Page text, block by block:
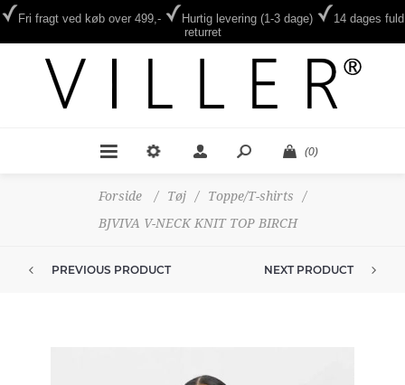
Fri fragt ved køb over 499,- Hurtig levering (1-3 dage)
14 dages fuld
returret
(0)
Forside / Tøj / Toppe/T-shirts
/
BJVIVA V-NECK KNIT TOP BIRCH
PREVIOUS PRODUCT NEXT PRODUCT